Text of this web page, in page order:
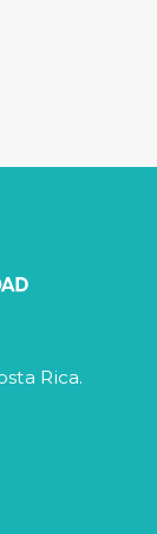
Rica.